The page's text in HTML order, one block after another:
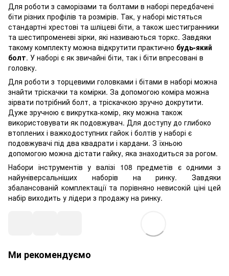
Для роботи з саморізами та болтами в наборі передбачені
біти різних профілів та розмірів. Так, у наборі містяться
стандартні хрестові та шліцеві біти, а також шестигранники
та шестипроменеві зірки, які називаються торкс. Завдяки
такому комплекту можна відкрутити практично будь-який
болт. У наборі є як звичайні біти, так і біти впресовані в
головку.
Для роботи з торцевими головками і бітами в наборі можна
знайти тріскачки та комірки. За допомогою коміра можна
зірвати потрібний болт, а тріскачкою зручно докрутити.
Дуже зручною є викрутка-комір, яку можна також
використовувати як подовжувач. Для доступу до глибоко
втоплених і важкодоступних гайок і болтів у наборі є
подовжувачі під два квадрати і кардани. З їхньою
допомогою можна дістати гайку, яка знаходиться за рогом.
Набори інструментів у валізі 108 предметів є одними з
найуніверсальніших наборів на ринку. Завдяки
збалансованій комплектації та порівняно невисокій ціні цей
набір виходить у лідери з продажу на ринку.
Ми рекомендуємо